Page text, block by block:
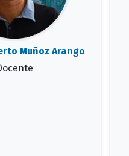
Muñoz Arango